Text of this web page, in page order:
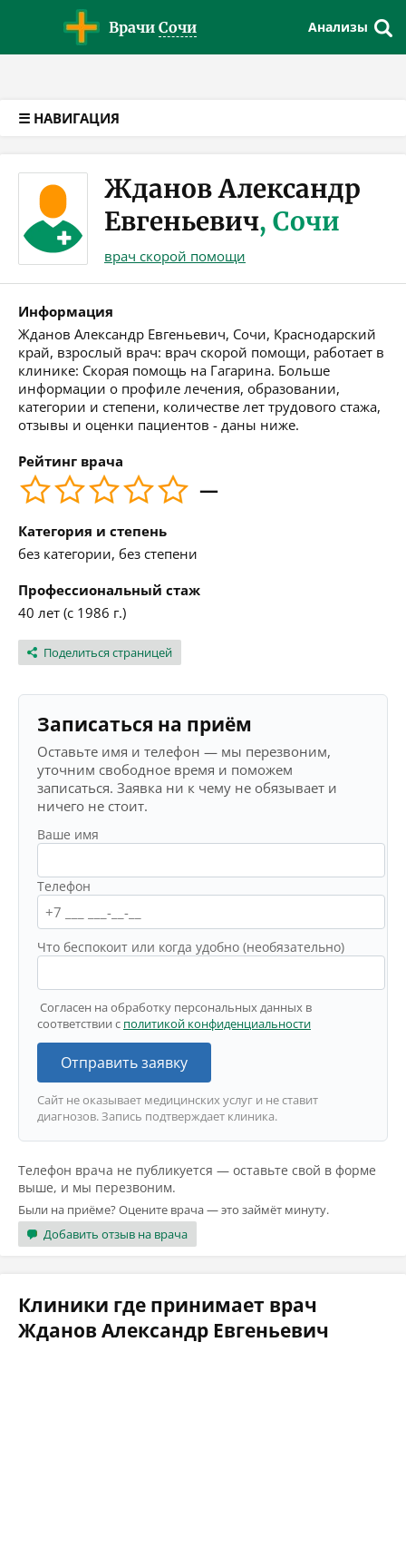
Врачи Сочи Анализы
☰ НАВИГАЦИЯ
Жданов Александр
Евгеньевич, Сочи
врач скорой помощи
Информация
Жданов Александр Евгеньевич, Сочи, Краснодарский
край, взрослый врач: врач скорой помощи, работает в
клинике: Скорая помощь на Гагарина. Больше
информации о профиле лечения, образовании,
категории и степени, количестве лет трудового стажа,
отзывы и оценки пациентов - даны ниже.
Рейтинг врача
—
Категория и степень
без категории, без степени
Профессиональный стаж
40 лет (с 1986 г.)
Поделиться страницей
Записаться на приём
Оставьте имя и телефон — мы перезвоним,
уточним свободное время и поможем
записаться. Заявка ни к чему не обязывает и
ничего не стоит.
Ваше имя
Телефон
Что беспокоит или когда удобно (необязательно)
Согласен на обработку персональных данных в
соответствии с политикой конфиденциальности
Отправить заявку
Сайт не оказывает медицинских услуг и не ставит
диагнозов. Запись подтверждает клиника.
Телефон врача не публикуется — оставьте свой в форме
выше, и мы перезвоним.
Были на приёме? Оцените врача — это займёт минуту.
Добавить отзыв на врача
Клиники где принимает врач
Жданов Александр Евгеньевич